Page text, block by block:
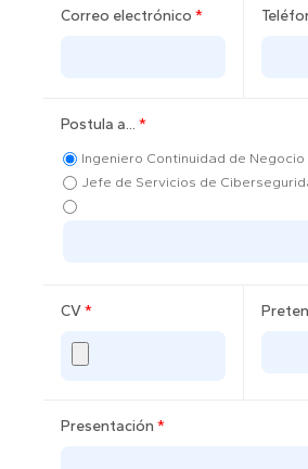
Correo electrónico*
Postula a...*
Ingeniero Continuidad de Negocio
Jefe de Servicios de
CV*
Presentación*